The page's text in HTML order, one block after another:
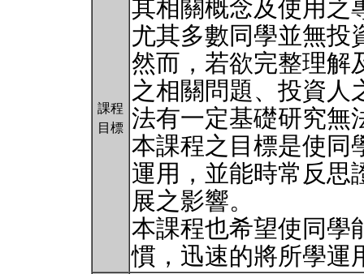
課程
目標
其相關概念及使用之
尤其多數同學並無投
然而，若欲完整理解
之相關問題、投資人
法有一定基礎研究無
本課程之目標是使同
運用，並能時常反思
展之影響。
本課程也希望使同學
慣，迅速的將所學運